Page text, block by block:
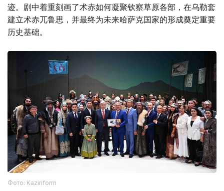
迹。剧中着重刻画了术赤如何凝聚钦察草原各部，在乌勒套
建立术赤兀鲁思，并最终为未来哈萨克国家的形成奠定重要
历史基础。
Фото: Kazinform